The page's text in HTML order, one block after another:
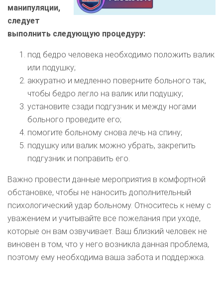
манипуляции,
следует
выполнить следующую процедуру:
под бедро человека необходимо положить валик
или подушку;
аккуратно и медленно поверните больного так,
чтобы бедро легло на валик или подушку;
установите сзади подгузник и между ногами
больного проведите его;
помогите больному снова лечь на спину;
подушку или валик можно убрать, закрепить
подгузник и поправить его.
Важно провести данные мероприятия в комфортной
обстановке, чтобы не наносить дополнительный
психологический удар больному. Относитесь к нему с
уважением и учитывайте все пожелания при уходе,
которые он вам озвучивает. Ваш близкий человек не
виновен в том, что у него возникла данная проблема,
поэтому ему необходима ваша забота и поддержка.